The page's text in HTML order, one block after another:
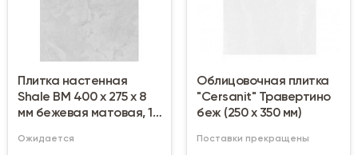
Плитка настенная
Shale BM 400 х 275 х 8
мм бежевая матовая, 1
Ожидается
Облицовочная плитка
"Сersanit" Травертино
беж (250 х 350 мм)
Поставки прекращены